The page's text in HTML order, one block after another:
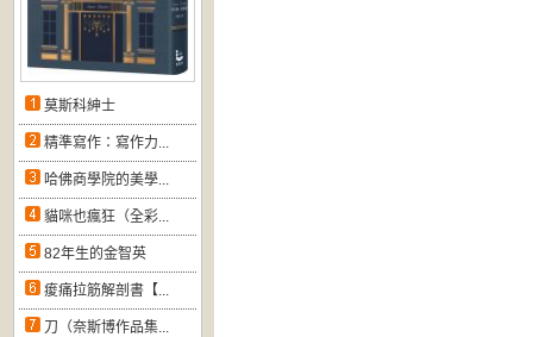
莫斯科紳士
精準寫作：寫作力...
哈佛商學院的美學...
貓咪也瘋狂（全彩...
82年生的金智英
痠痛拉筋解剖書【...
刀（奈斯博作品集...